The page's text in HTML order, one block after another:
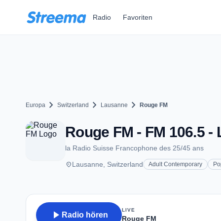
Radio Favoriten
Europa chevron_right Switzerland chevron_right Lausanne chevron_right Rouge FM
Rouge FM - FM 106.5 -
la Radio Suisse Francophone des 25/45 ans
placeLausanne, Switzerland Adult Contemporary
play_arrow Radio hören
LIVE
Rouge FM